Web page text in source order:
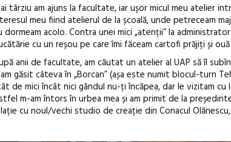
târziu am ajuns la facultate, iar ușor micul meu atelier
meu fiind atelierul de la școală, unde petreceam
dormeam acolo. Contra unei mici „atenții” la
cu un reșou pe care îmi făceam cartofi prăjiți și
anii de facultate, am căutat un atelier al UAP să îl
găsit câteva în „Borcan” (așa este numit blocul-turn
de mici încât nici gândul nu-ți încăpea, dar le vizitam
m-am întors în urbea mea și am primit de la
cu noul/vechi studio de creație din Conacul